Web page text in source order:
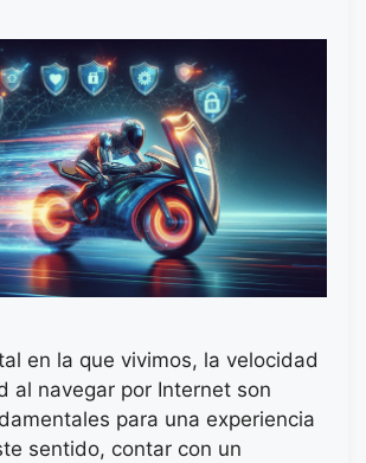
en la que vivimos, la velocidad
al navegar por Internet son
para una experiencia
sentido, contar con un